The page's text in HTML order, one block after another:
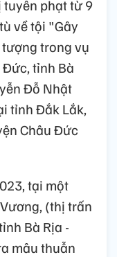
tuyên phạt từ 9
về tội "Gây
trong vụ
tỉnh Bà
Đỗ Nhật
tỉnh Đắk Lắk,
Châu Đức
tại một
(thị trấn
Bà Rịa -
mâu thuẫn